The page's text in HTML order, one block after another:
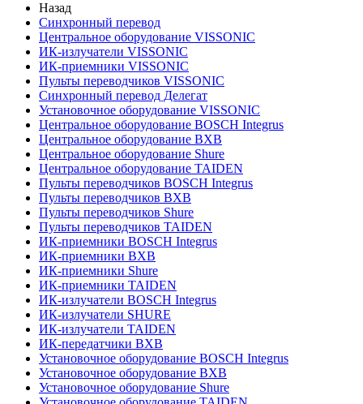
Назад
Синхронный перевод
Центральное оборудование VISSONIC
ИК-излучатели VISSONIC
ИК-приемники VISSONIC
Пульты переводчиков VISSONIC
Синхронный перевод Делегат
Установочное оборудование VISSONIC
Центральное оборудование BOSCH Integrus
Центральное оборудование BXB
Центральное оборудование Shure
Центральное оборудование TAIDEN
Пульты переводчиков BOSCH Integrus
Пульты переводчиков BXB
Пульты переводчиков Shure
Пульты переводчиков TAIDEN
ИК-приемники BOSCH Integrus
ИК-приемники BXB
ИК-приемники Shure
ИК-приемники TAIDEN
ИК-излучатели BOSCH Integrus
ИК-излучатели SHURE
ИК-излучатели TAIDEN
ИК-передатчики BXB
Установочное оборудование BOSCH Integrus
Установочное оборудование BXB
Установочное оборудование Shure